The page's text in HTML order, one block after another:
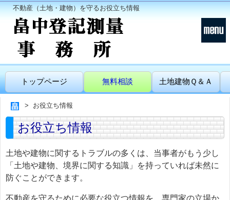
不動産（土地・建物）を守るお役立ち情報
トップページ 無料相談 土地建物Ｑ＆Ａ
お役立ち情報
お役立ち情報
土地や建物に関するトラブルの多くは、当事者がもう少し
「土地や建物、境界に関する知識」を持っていれば未然に
防ぐことができます。
不動産を守るために必要な役立つ情報を、専門家の立場か